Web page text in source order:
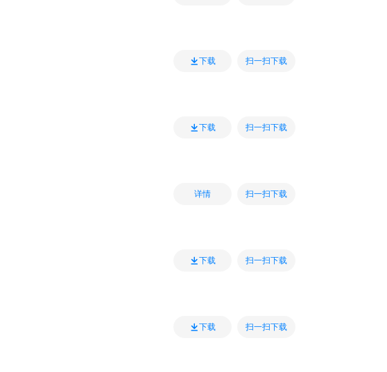
下载 扫一扫下载
下载 扫一扫下载
详情 扫一扫下载
下载 扫一扫下载
下载 扫一扫下载